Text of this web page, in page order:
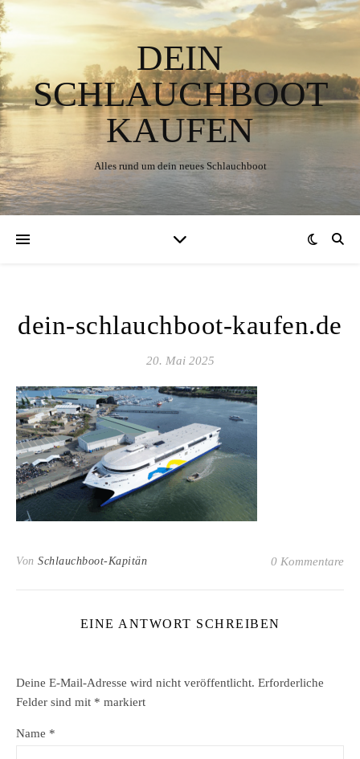
DEIN
SCHLAUCHBOOT
KAUFEN
Alles rund um dein neues Schlauchboot
dein-schlauchboot-kaufen.de
20. Mai 2025
Von Schlauchboot-Kapitän 0 Kommentare
EINE ANTWORT SCHREIBEN
Deine E-Mail-Adresse wird nicht veröffentlicht. Erforderliche
Felder sind mit * markiert
Name *